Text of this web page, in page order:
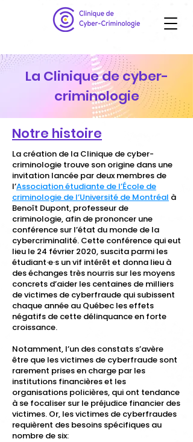
La Clinique de cyber-
criminologie
Notre histoire
La création de la Clinique de cyber-
criminologie trouve son origine dans une
invitation lancée par deux membres de
l’Association étudiante de l’École de
criminologie de l’Université de Montréal à
Benoît Dupont, professeur de
criminologie, afin de prononcer une
conférence sur l’état du monde de la
cybercriminalité. Cette conférence qui eut
lieu le 24 février 2020, suscita parmi les
étudiant·e·s un vif intérêt et donna lieu à
des échanges très nourris sur les moyens
concrets d’aider les centaines de milliers
de victimes de cyberfraude qui subissent
chaque année au Québec les effets
négatifs de cette délinquance en forte
croissance.
Notamment, l’un des constats s’avère
être que les victimes de cyberfraude sont
rarement prises en charge par les
institutions financières et les
organisations policières, qui ont tendance
à se focaliser sur le préjudice financier des
victimes. Or, les victimes de cyberfraudes
requièrent des besoins spécifiques au
nombre de six: